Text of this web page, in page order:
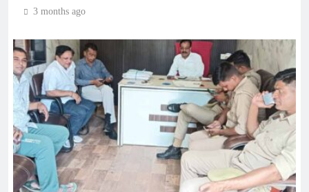
3 months ago